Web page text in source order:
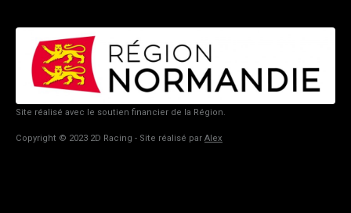
Site réalisé avec le soutien financier de la Région.
Copyright © 2023 2D Racing - Site réalisé par Alex